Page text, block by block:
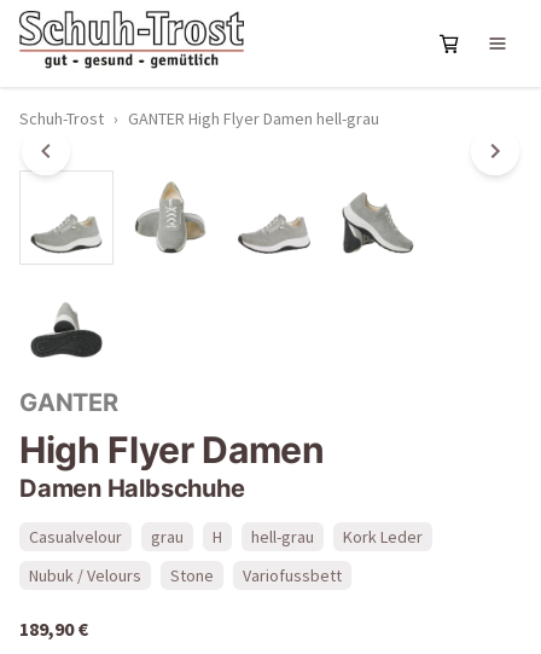
Schuh-Trost › GANTER High Flyer Damen hell-grau
GANTER
High Flyer Damen
Damen Halbschuhe
Casualvelour grau H hell-grau
Kork Leder
Nubuk / Velours
Stone Variofussbett
189,90 €